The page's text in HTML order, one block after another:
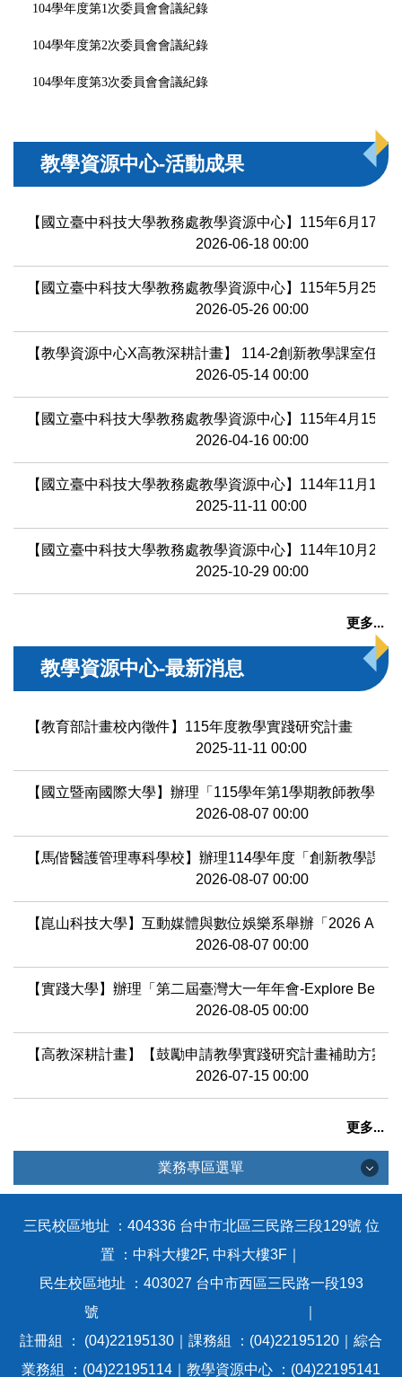
104學年度第1次委員會會議紀錄
104學年度第2次委員會會議紀錄
104學年度第3次委員會會議紀錄
教學資源中心-活動成果
【國立臺中科技大學教務處教學資源中心】115年6月17
2026-06-18 00:00
【國立臺中科技大學教務處教學資源中心】115年5月25
2026-05-26 00:00
【教學資源中心X高教深耕計畫】 114-2創新教學課室任務
2026-05-14 00:00
【國立臺中科技大學教務處教學資源中心】115年4月15日
2026-04-16 00:00
【國立臺中科技大學教務處教學資源中心】114年11月10
2025-11-11 00:00
【國立臺中科技大學教務處教學資源中心】114年10月21
2025-10-29 00:00
更多...
教學資源中心-最新消息
【教育部計畫校內徵件】115年度教學實踐研究計畫
2025-11-11 00:00
【國立暨南國際大學】辦理「115學年第1學期教師教學知
2026-08-07 00:00
【馬偕醫護管理專科學校】辦理114學年度「創新教學課程
2026-08-07 00:00
【崑山科技大學】互動媒體與數位娛樂系舉辦「2026
2026-08-07 00:00
【實踐大學】辦理「第二屆臺灣大一年年會-Explore
2026-08-05 00:00
【高教深耕計畫】【鼓勵申請教學實踐研究計畫補助方案
2026-07-15 00:00
更多...
業務專區選單
遠距教學課程專區
教育部教學實踐研究計畫專區
三民校區地址 ：404336 台中市北區三民路三段129號 位
置 ：中科大樓2F, 中科大樓3F｜
民生校區地址 ：403027 台中市西區三民路一段193
號 ｜
註冊組 ： (04)22195130｜課務組 ：(04)22195120｜綜合
業務組 ：(04)22195114｜教學資源中心 ：(04)22195141